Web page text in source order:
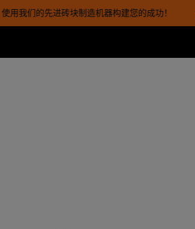
使用我们的先进砖块制造机器构建您的成功！
使用我们的先进砖块制造机器构建您的成功！